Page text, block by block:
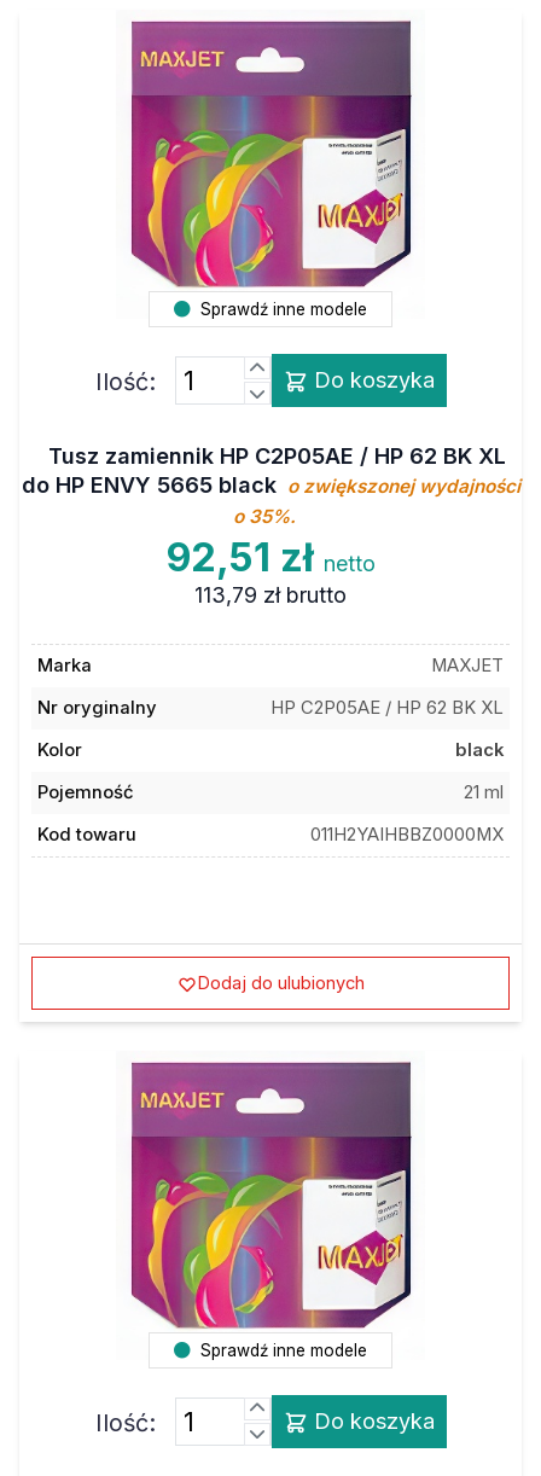
Sprawdź inne modele
Ilość: Do koszyka
Tusz zamiennik HP C2P05AE / HP 62 BK XL
do HP ENVY 5665 black o zwiększonej wydajności
o 35%.
92,51 zł netto
113,79 zł brutto
Marka
MAXJET
Nr oryginalny
HP C2P05AE / HP 62 BK XL
Kolor
black
Pojemność
21 ml
Kod towaru
011H2YAIHBBZ0000MX
Dodaj do ulubionych
Sprawdź inne modele
Ilość: Do koszyka